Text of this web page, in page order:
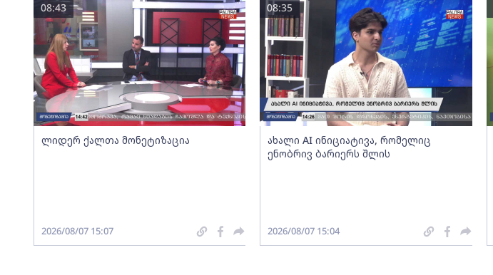
ლიდერ ქალთა მონეტიზაცია
08:43
2026/08/07 15:07
ახალი AI ინიციატივა, რომელიც
ენობრივ ბარიერს შლის
08:35
2026/08/07 15:04